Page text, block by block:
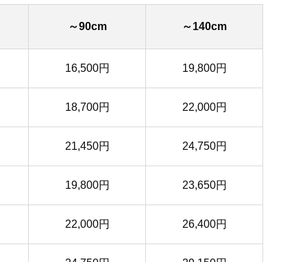
～90cm ～140cm
16,500円 19,800円
18,700円 22,000円
21,450円 24,750円
19,800円 23,650円
22,000円 26,400円